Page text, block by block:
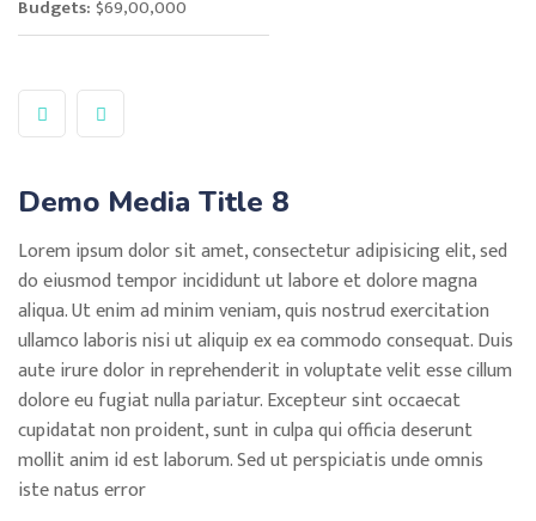
Budgets: $69,00,000
Demo Media Title 8
Lorem ipsum dolor sit amet, consectetur adipisicing elit, sed
do eiusmod tempor incididunt ut labore et dolore magna
aliqua. Ut enim ad minim veniam, quis nostrud exercitation
ullamco laboris nisi ut aliquip ex ea commodo consequat. Duis
aute irure dolor in reprehenderit in voluptate velit esse cillum
dolore eu fugiat nulla pariatur. Excepteur sint occaecat
cupidatat non proident, sunt in culpa qui officia deserunt
mollit anim id est laborum. Sed ut perspiciatis unde omnis
iste natus error